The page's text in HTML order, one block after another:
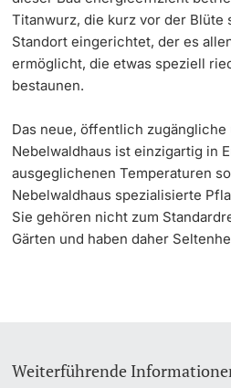
Titanwurz, die kurz vor der Blüte
Standort eingerichtet, der es
ermöglicht, die etwas speziell
bestaunen.
Das neue, öffentlich zugängliche
Nebelwaldhaus ist einzigartig in
ausgeglichenen Temperaturen
Nebelwaldhaus spezialisierte
Sie gehören nicht zum
Gärten und haben daher
Weiterführende